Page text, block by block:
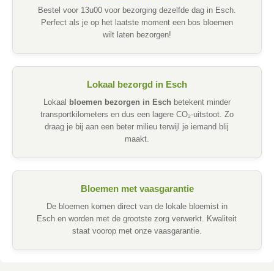
Bestel voor 13u00 voor bezorging dezelfde dag in Esch.
Perfect als je op het laatste moment een bos bloemen
wilt laten bezorgen!
Lokaal bezorgd in Esch
Lokaal bloemen bezorgen in Esch betekent minder
transportkilometers en dus een lagere CO₂-uitstoot. Zo
draag je bij aan een beter milieu terwijl je iemand blij
maakt.
Bloemen met vaasgarantie
De bloemen komen direct van de lokale bloemist in
Esch en worden met de grootste zorg verwerkt. Kwaliteit
staat voorop met onze vaasgarantie.